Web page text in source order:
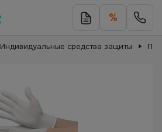
%
Индивидуальные средства защиты